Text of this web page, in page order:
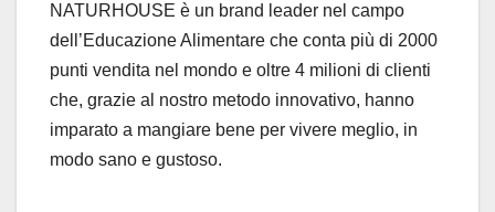
NATURHOUSE è un brand leader nel campo
dell’Educazione Alimentare che conta più di 2000
punti vendita nel mondo e oltre 4 milioni di clienti
che, grazie al nostro metodo innovativo, hanno
imparato a mangiare bene per vivere meglio, in
modo sano e gustoso.